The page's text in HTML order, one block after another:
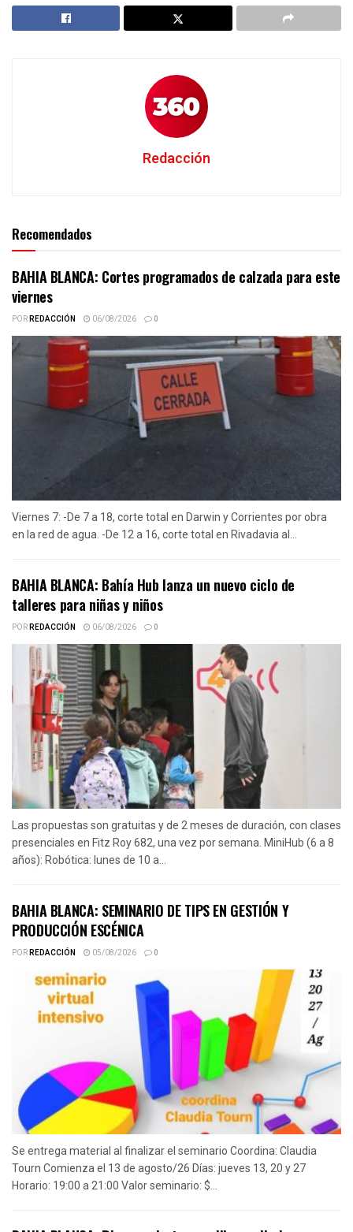
Redacción
Recomendados
BAHIA BLANCA: Cortes programados de calzada para este
viernes
PORREDACCIÓN 06/08/2026 0
Viernes 7: -De 7 a 18, corte total en Darwin y Corrientes por obra
en la red de agua. -De 12 a 16, corte total en Rivadavia al...
BAHIA BLANCA: Bahía Hub lanza un nuevo ciclo de
talleres para niñas y niños
PORREDACCIÓN 06/08/2026 0
Las propuestas son gratuitas y de 2 meses de duración, con clases
presenciales en Fitz Roy 682, una vez por semana. MiniHub (6 a 8
años): Robótica: lunes de 10 a...
BAHIA BLANCA: SEMINARIO DE TIPS EN GESTIÓN Y
PRODUCCIÓN ESCÉNICA
PORREDACCIÓN 05/08/2026 0
Se entrega material al finalizar el seminario Coordina: Claudia
Tourn Comienza el 13 de agosto/26 Días: jueves 13, 20 y 27
Horario: 19:00 a 21:00 Valor seminario: $...